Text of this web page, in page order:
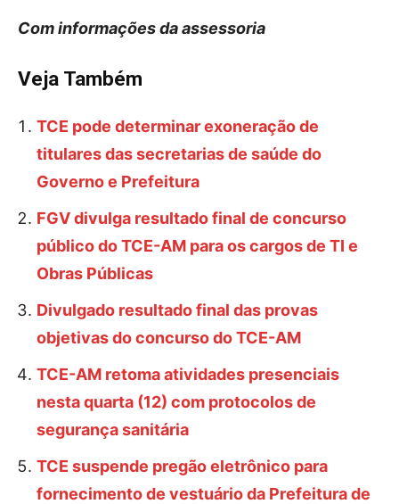
Com informações da assessoria
Veja Também
TCE pode determinar exoneração de
titulares das secretarias de saúde do
Governo e Prefeitura
FGV divulga resultado final de concurso
público do TCE-AM para os cargos de TI e
Obras Públicas
Divulgado resultado final das provas
objetivas do concurso do TCE-AM
TCE-AM retoma atividades presenciais
nesta quarta (12) com protocolos de
segurança sanitária
TCE suspende pregão eletrônico para
fornecimento de vestuário da Prefeitura de